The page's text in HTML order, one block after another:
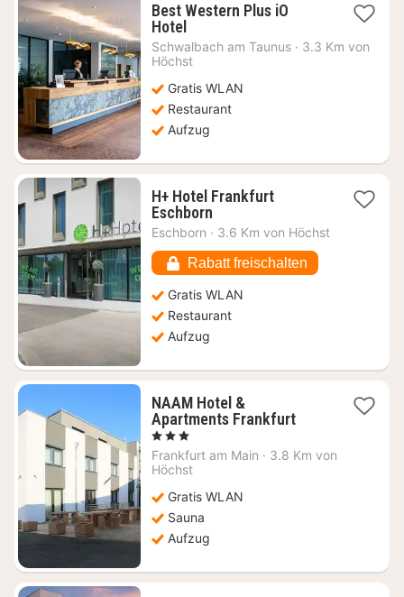
Best Western Plus iO
Hotel2
Nächte
ab
€
Schwalbach am Taunus · 3.3 Km von
Höchst
Gratis WLAN
Restaurant
Aufzug
H+ Hotel Frankfurt
Eschborn2
Nächte
58,27
€
Eschborn · 3.6 Km von Höchst
Rabatt freischalten
Gratis WLAN
Restaurant
Aufzug
NAAM Hotel &
Apartments Frankfurt2
ab
, 3 Sterne
Frankfurt am Main · 3.8 Km von
Höchst
Gratis WLAN
Sauna
Aufzug